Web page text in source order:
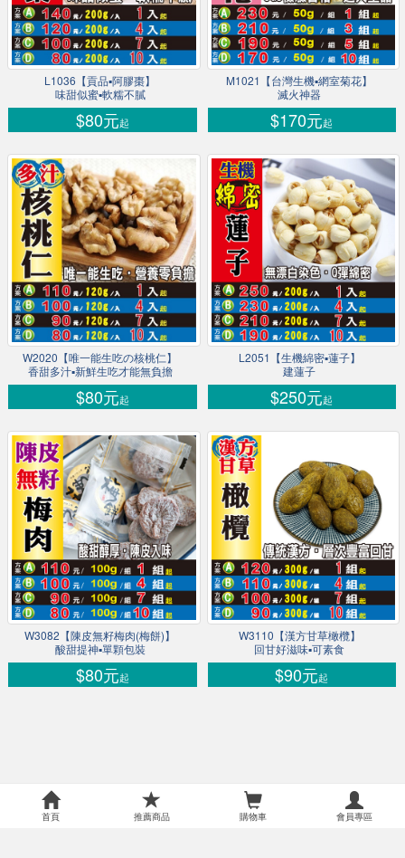
L1036【貢品▪阿膠棗】
味甜似蜜▪軟糯不膩
$80元起
M1021【台灣生機▪網室菊花】
滅火神器
$170元起
W2020【唯一能生吃の核桃仁】
香甜多汁▪新鮮生吃才能無負擔
$80元起
L2051【生機綿密▪蓮子】
建蓮子
$250元起
W3082【陳皮無籽梅肉(梅餅)】
酸甜提神▪單顆包裝
$80元起
W3110【漢方甘草橄欖】
回甘好滋味▪可素食
$90元起
首頁 推薦商品 購物車 會員專區